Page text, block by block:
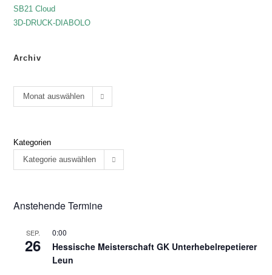
SB21 Cloud
3D-DRUCK-DIABOLO
Archiv
Monat auswählen
Kategorien
Kategorie auswählen
Anstehende Termine
SEP.
26
0:00
Hessische Meisterschaft GK Unterhebelrepetierer
Leun